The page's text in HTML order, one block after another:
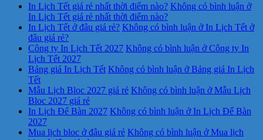
In Lịch Tết giá rẻ nhất thời điểm nào? Không có bình luận ở
In Lịch Tết giá rẻ nhất thời điểm nào?
In Lịch Tết ở đâu giá rẻ? Không có bình luận ở In Lịch Tết ở
đâu giá rẻ?
Công ty In Lịch Tết 2027 Không có bình luận ở Công ty In
Lịch Tết 2027
Bảng giá In Lịch Tết Không có bình luận ở Bảng giá In Lịch
Tết
Mẫu Lịch Bloc 2027 giá rẻ Không có bình luận ở Mẫu Lịch
Bloc 2027 giá rẻ
In Lịch Để Bàn 2027 Không có bình luận ở In Lịch Để Bàn
2027
Mua lịch bloc ở đâu giá rẻ Không có bình luận ở Mua lịch